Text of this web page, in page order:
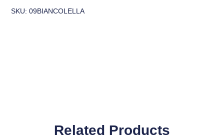
SKU: 09BIANCOLELLA
Related Products